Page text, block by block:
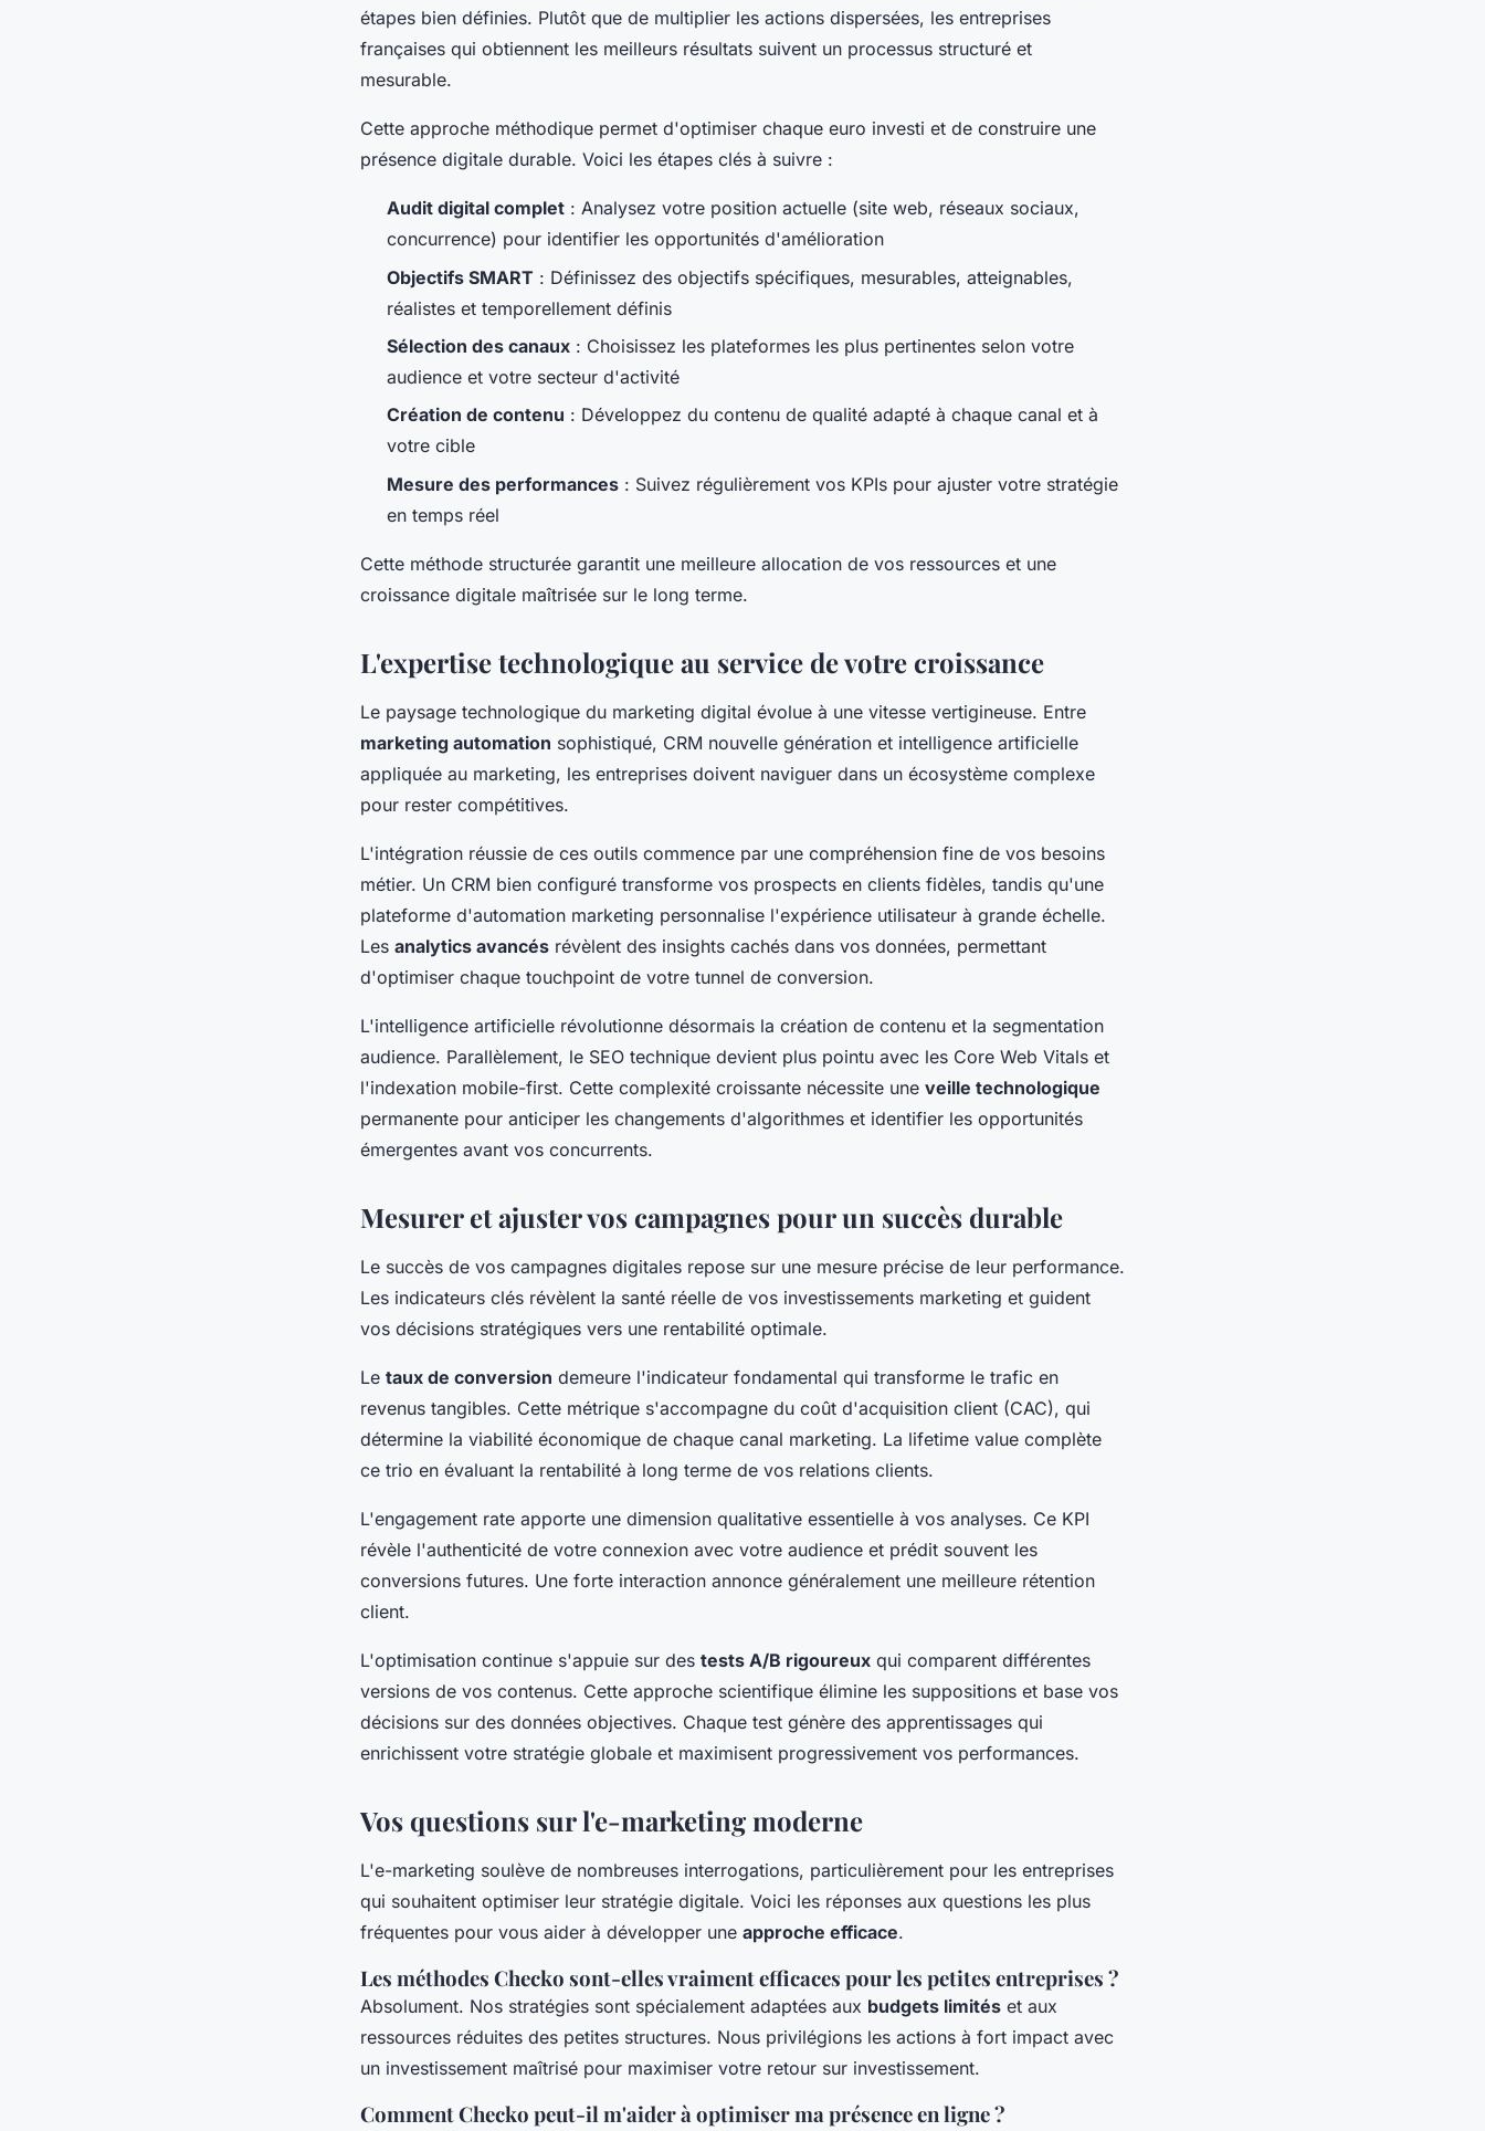
étapes bien définies. Plutôt que de multiplier les actions dispersées, les entreprises
françaises qui obtiennent les meilleurs résultats suivent un processus structuré et
mesurable.
Cette approche méthodique permet d'optimiser chaque euro investi et de construire une
présence digitale durable. Voici les étapes clés à suivre :
Audit digital complet : Analysez votre position actuelle (site web, réseaux sociaux,
concurrence) pour identifier les opportunités d'amélioration
Objectifs SMART : Définissez des objectifs spécifiques, mesurables, atteignables,
réalistes et temporellement définis
Sélection des canaux : Choisissez les plateformes les plus pertinentes selon votre
audience et votre secteur d'activité
Création de contenu : Développez du contenu de qualité adapté à chaque canal et à
votre cible
Mesure des performances : Suivez régulièrement vos KPIs pour ajuster votre stratégie
en temps réel
Cette méthode structurée garantit une meilleure allocation de vos ressources et une
croissance digitale maîtrisée sur le long terme.
L'expertise technologique au service de votre croissance
Le paysage technologique du marketing digital évolue à une vitesse vertigineuse. Entre
marketing automation sophistiqué, CRM nouvelle génération et intelligence artificielle
appliquée au marketing, les entreprises doivent naviguer dans un écosystème complexe
pour rester compétitives.
L'intégration réussie de ces outils commence par une compréhension fine de vos besoins
métier. Un CRM bien configuré transforme vos prospects en clients fidèles, tandis qu'une
plateforme d'automation marketing personnalise l'expérience utilisateur à grande échelle.
Les analytics avancés révèlent des insights cachés dans vos données, permettant
d'optimiser chaque touchpoint de votre tunnel de conversion.
L'intelligence artificielle révolutionne désormais la création de contenu et la segmentation
audience. Parallèlement, le SEO technique devient plus pointu avec les Core Web Vitals et
l'indexation mobile-first. Cette complexité croissante nécessite une veille technologique
permanente pour anticiper les changements d'algorithmes et identifier les opportunités
émergentes avant vos concurrents.
Mesurer et ajuster vos campagnes pour un succès durable
Le succès de vos campagnes digitales repose sur une mesure précise de leur performance.
Les indicateurs clés révèlent la santé réelle de vos investissements marketing et guident
vos décisions stratégiques vers une rentabilité optimale.
Le taux de conversion demeure l'indicateur fondamental qui transforme le trafic en
revenus tangibles. Cette métrique s'accompagne du coût d'acquisition client (CAC), qui
détermine la viabilité économique de chaque canal marketing. La lifetime value complète
ce trio en évaluant la rentabilité à long terme de vos relations clients.
L'engagement rate apporte une dimension qualitative essentielle à vos analyses. Ce KPI
révèle l'authenticité de votre connexion avec votre audience et prédit souvent les
conversions futures. Une forte interaction annonce généralement une meilleure rétention
client.
L'optimisation continue s'appuie sur des tests A/B rigoureux qui comparent différentes
versions de vos contenus. Cette approche scientifique élimine les suppositions et base vos
décisions sur des données objectives. Chaque test génère des apprentissages qui
enrichissent votre stratégie globale et maximisent progressivement vos performances.
Vos questions sur l'e-marketing moderne
L'e-marketing soulève de nombreuses interrogations, particulièrement pour les entreprises
qui souhaitent optimiser leur stratégie digitale. Voici les réponses aux questions les plus
fréquentes pour vous aider à développer une approche efficace.
Les méthodes Checko sont-elles vraiment efficaces pour les petites entreprises ?
Absolument. Nos stratégies sont spécialement adaptées aux budgets limités et aux
ressources réduites des petites structures. Nous privilégions les actions à fort impact avec
un investissement maîtrisé pour maximiser votre retour sur investissement.
Comment Checko peut-il m'aider à optimiser ma présence en ligne ?